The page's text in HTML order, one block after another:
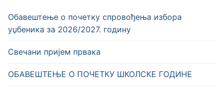
Обавештење о почетку спровођења избора
уџбеника за 2026/2027. годину
Свечани пријем првака
OБАВЕШТЕЊЕ О ПОЧЕТКУ ШКОЛСКЕ ГОДИНЕ